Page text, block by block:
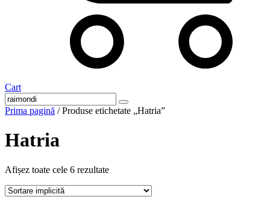
Cart
Prima pagină / Produse etichetate „Hatria”
Hatria
Afișez toate cele 6 rezultate